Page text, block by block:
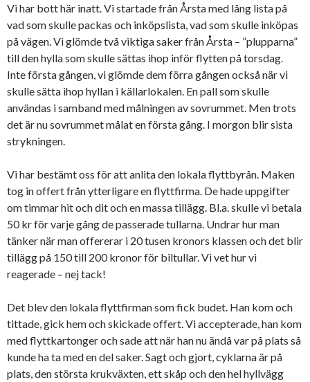
Vi har bott här inatt. Vi startade från Årsta med lång lista på
vad som skulle packas och inköpslista, vad som skulle inköpas
på vägen. Vi glömde två viktiga saker från Årsta – ”plupparna”
till den hylla som skulle sättas ihop inför flytten på torsdag.
Inte första gången, vi glömde dem förra gången också när vi
skulle sätta ihop hyllan i källarlokalen. En pall som skulle
användas i samband med målningen av sovrummet. Men trots
det är nu sovrummet målat en första gång. I morgon blir sista
strykningen.
Vi har bestämt oss för att anlita den lokala flyttbyrån. Maken
tog in offert från ytterligare en flyttfirma. De hade uppgifter
om timmar hit och dit och en massa tillägg. Bl.a. skulle vi betala
50 kr för varje gång de passerade tullarna. Undrar hur man
tänker när man offererar i 20 tusen kronors klassen och det blir
tillägg på 150 till 200 kronor för biltullar. Vi vet hur vi
reagerade – nej tack!
Det blev den lokala flyttfirman som fick budet. Han kom och
tittade, gick hem och skickade offert. Vi accepterade, han kom
med flyttkartonger och sade att när han nu ändå var på plats så
kunde ha ta med en del saker. Sagt och gjort, cyklarna är på
plats, den största krukväxten, ett skåp och den hel hyllvägg